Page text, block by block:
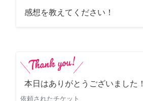
感想を教えてください！
本日はありがとうございました！
依頼されたチケット